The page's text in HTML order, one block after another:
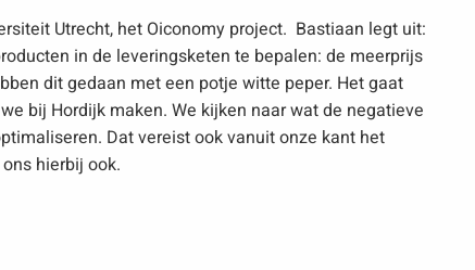
Utrecht, het Oiconomy project. Bastiaan legt uit:
in de leveringsketen te bepalen: de meerprijs
dit gedaan met een potje witte peper. Het gaat
bij Hordijk maken. We kijken naar wat de negatieve
Dat vereist ook vanuit onze kant het
hierbij ook.